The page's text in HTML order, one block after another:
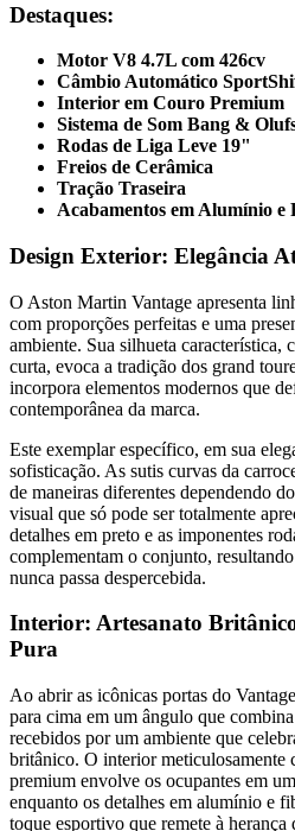
Destaques:
Motor V8 4.7L com 426cv
Câmbio Automático
Interior em Couro Premium
Sistema de Som Bang &
Rodas de Liga Leve 19"
Freios de Cerâmica
Tração Traseira
Acabamentos em Alumínio
Design Exterior: Elegância
O Aston Martin Vantage apresenta
com proporções perfeitas e uma
ambiente. Sua silhueta característica,
curta, evoca a tradição dos grand
incorpora elementos modernos que
contemporânea da marca.
Este exemplar específico, em sua
sofisticação. As sutis curvas da
de maneiras diferentes dependendo
visual que só pode ser totalmente
detalhes em preto e as imponentes
complementam o conjunto,
nunca passa despercebida.
Interior: Artesanato
Pura
Ao abrir as icônicas portas do
para cima em um ângulo que
recebidos por um ambiente que
britânico. O interior meticulosamente
premium envolve os ocupantes em
enquanto os detalhes em alumínio e
toque esportivo que remete à herança